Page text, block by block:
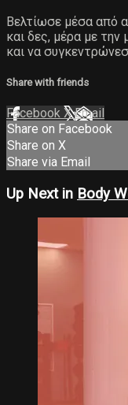
Βελτίωσε μέσα από
και δες, μέρα με
και να
Share with friends
Facebook XEmail
Share on Facebook
Share on X
Share via Email
Up Next in Body